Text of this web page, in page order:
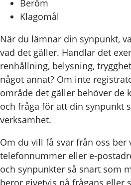
Beröm
Klagomål
När du lämnar din synpunkt,
vad det gäller. Handlar det
renhållning, belysning,
något annat? Om inte
område det gäller behöver de
och fråga för att din synpunkt
verksamhet.
Om du vill få svar från oss ber
telefonnummer eller e-
och synpunkter så snart som